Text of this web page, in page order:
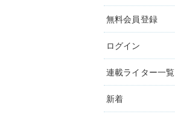
無料会員登録
ログイン
連載ライター一覧
新着